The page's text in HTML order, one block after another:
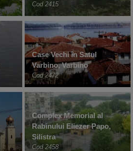
Cod 2415
Case Vechi în Satul
Varbino, Varbino
Cod 2472
Complex Memorial al
Rabinului Eliezer Papo,
Silistra
Cod 2458